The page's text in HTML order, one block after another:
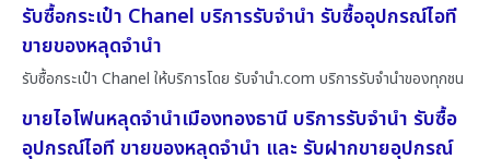
รับซื้อกระเป๋า Chanel บริการรับจำนำ รับซื้ออุปกรณ์ไอที
ขายของหลุดจำนำ
รับซื้อกระเป๋า Chanel ให้บริการโดย รับจํานํา.com บริการรับจำนำของทุกชน
ขายไอโฟนหลุดจำนำเมืองทองธานี บริการรับจำนำ รับซื้อ
อุปกรณ์ไอที ขายของหลุดจำนำ และ รับฝากขายอุปกรณ์